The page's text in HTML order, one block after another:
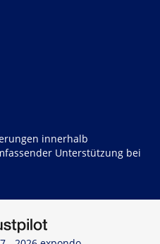
innerhalb
Unterstützung bei